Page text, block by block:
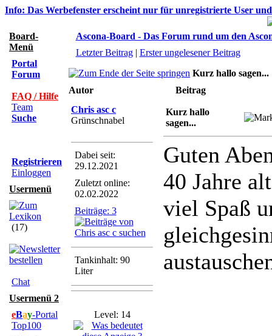
Info: Das Werbefenster erscheint nur für unregistrierte User
Board-
Menü
Portal
Forum
FAQ / Hilfe
Team
Suche
Registrieren
Einloggen
Usermenü
(17)
Chat
Usermenü 2
eBay-Portal
Top100
Ascona-Board - Das Forum rund um den
Letzter Beitrag| Erster ungelesener Beitrag
Kurz hallo sagen...
Autor
Beitrag
Chris asc c
Grünschnabel
Dabei seit:
29.12.2021
Zuletzt online:
02.02.2022
Beiträge: 3
Tankinhalt: 90
Liter
Level: 14
Kurz hallo
sagen...
Guten
40 Jahre
viel Spaß